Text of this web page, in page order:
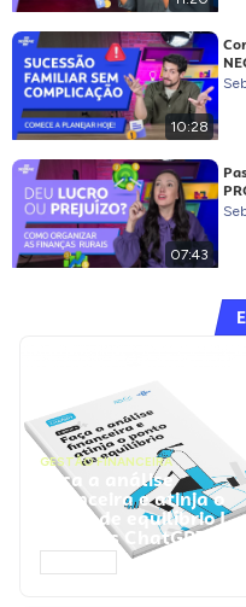
10:28
07:43
GESTÃO FINANCEIRA
Faça a análise
financeira e atinja o
ponto de equilíbrio |
Prompts ChatGPT